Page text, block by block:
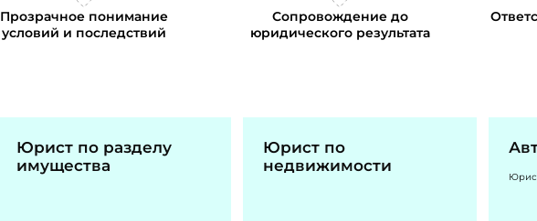
Прозрачное понимание
условий и последствий
Сопровождение до
юридического результата
Юрист по разделу
имущества
Юрист по
недвижимости